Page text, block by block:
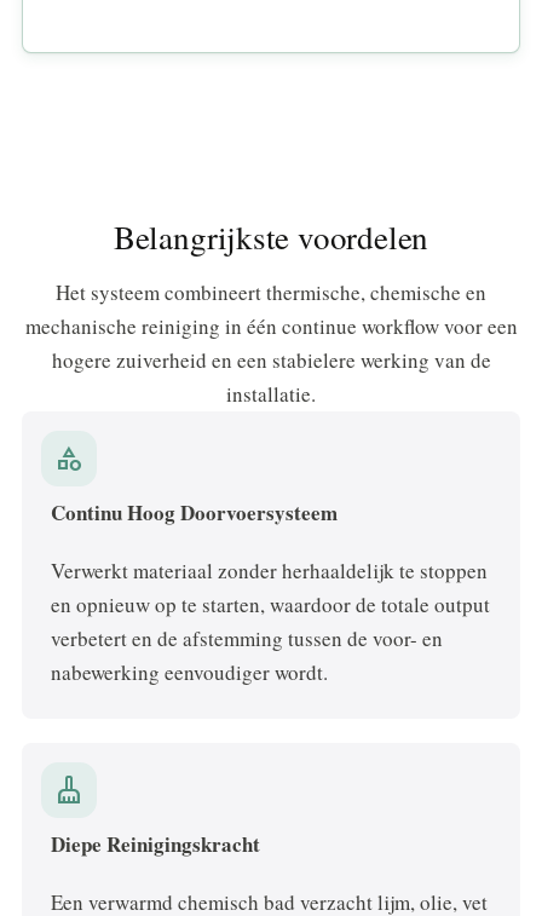
Belangrijkste voordelen
Het systeem combineert thermische, chemische en
mechanische reiniging in één continue workflow voor een
hogere zuiverheid en een stabielere werking van de
installatie.
category
Continu Hoog Doorvoersysteem
Verwerkt materiaal zonder herhaaldelijk te stoppen
en opnieuw op te starten, waardoor de totale output
verbetert en de afstemming tussen de voor- en
nabewerking eenvoudiger wordt.
cleaning_services
Diepe Reinigingskracht
Een verwarmd chemisch bad verzacht lijm, olie, vet